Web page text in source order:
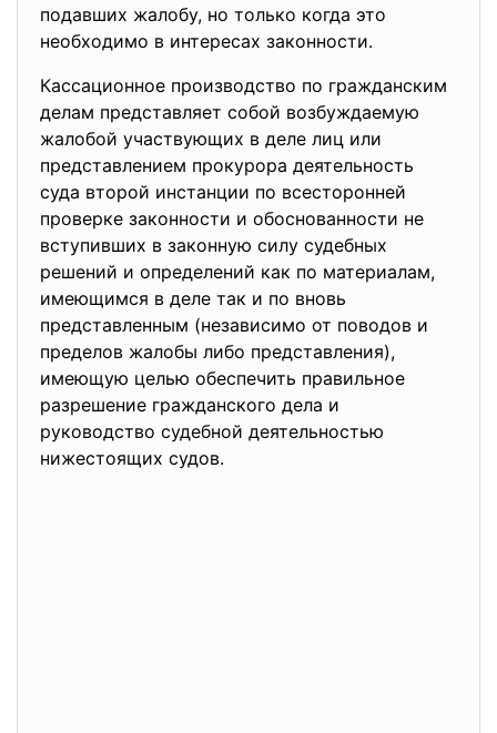
подавших жалобу, но только когда это
необходимо в интересах законности.
Кассационное производство по гражданским
делам представляет собой возбуждаемую
жалобой участвующих в деле лиц или
представлением прокурора деятельность
суда второй инстанции по всесторонней
проверке законности и обоснованности не
вступивших в законную силу судебных
решений и определений как по материалам,
имеющимся в деле так и по вновь
представленным (независимо от поводов и
пределов жалобы либо представления),
имеющую целью обеспечить правильное
разрешение гражданского дела и
руководство судебной деятельностью
нижестоящих судов.